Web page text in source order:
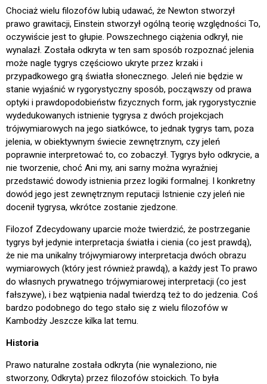
Chociaż wielu filozofów lubią udawać, że Newton stworzył
prawo grawitacji, Einstein stworzył ogólną teorię względności To,
oczywiście jest to głupie. Powszechnego ciążenia odkrył, nie
wynalazł. Została odkryta w ten sam sposób rozpoznać jelenia
może nagle tygrys częściowo ukryte przez krzaki i
przypadkowego grą światła słonecznego. Jeleń nie będzie w
stanie wyjaśnić w rygorystyczny sposób, począwszy od prawa
optyki i prawdopodobieństw fizycznych form, jak rygorystycznie
wydedukowanych istnienie tygrysa z dwóch projekcjach
trójwymiarowych na jego siatkówce, to jednak tygrys tam, poza
jelenia, w obiektywnym świecie zewnętrznym, czy jeleń
poprawnie interpretować to, co zobaczył. Tygrys było odkrycie, a
nie tworzenie, choć Ani my, ani sarny można wyraźniej
przedstawić dowody istnienia przez logiki formalnej. I konkretny
dowód jego jest zewnętrznym reputacji Istnienie czy jeleń nie
docenił tygrysa, wkrótce zostanie zjedzone.
Filozof Zdecydowany uparcie może twierdzić, że postrzeganie
tygrys był jedynie interpretacja światła i cienia (co jest prawdą),
że nie ma unikalny trójwymiarowy interpretacja dwóch obrazu
wymiarowych (który jest również prawdą), a każdy jest To prawo
do własnych prywatnego trójwymiarowej interpretacji (co jest
fałszywe), i bez wątpienia nadal twierdzą też to do jedzenia. Coś
bardzo podobnego do tego stało się z wielu filozofów w
Kambodży Jeszcze kilka lat temu.
Historia
Prawo naturalne została odkryta (nie wynaleziono, nie
stworzony, Odkryta) przez filozofów stoickich. To była